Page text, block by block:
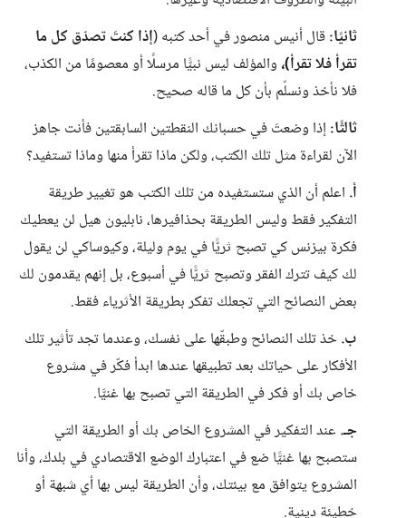
ثانيًا:قال أنيس منصور في أحد كتبه (إذا كنتَ تصدّق كل ما
تقرأ فلا تقرأ)، والمؤلف ليس نبيًّا مرسلًا أو معصومًا من الكذب،
فلا نأخذ ونسلّم بأن كل ما قاله صحيح.
ثالثًا:إذا وضعتَ في حسبانك النقطتين السابقتين فأنت جاهز
الآن لقراءة مثل تلك الكتب، ولكن ماذا تقرأ منها وماذا تستفيد؟
أ. اعلم أن الذي ستستفيده من تلك الكتب هو تغيير طريقة
التفكير فقط وليس الطريقة بحذافيرها، نابليون هيل لن يعطيك
فكرة بيزنس كي تصبح ثريًّا في يوم وليلة، وكيوساكي لن يقول
لك كيف تترك الفقر وتصبح ثريًّا في أسبوع، بل إنهم يقدمون لك
بعض النصائح التي تجعلك تفكر بطريقة الأثرياء فقط.
ب. خذ تلك النصائح وطبقّها على نفسك، وعندما تجد تأثير تلك
الأفكار على حياتك بعد تطبيقها عندها ابدأ فكّر في مشروع
خاص بك أو فكر في الطريقة التي تصبح بها غنيَّا.
جـ. عند التفكير في المشروع الخاص بك أو الطريقة التي
ستصبح بها غنيًّا ضع في اعتبارك الوضع الاقتصادي في بلدك، وأنا
المشروع يتوافق مع بيئتك، وأن الطريقة ليس بها أي شبهة أو